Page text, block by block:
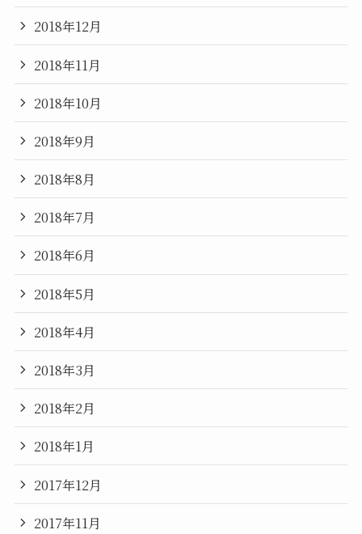
2018年12月
2018年11月
2018年10月
2018年9月
2018年8月
2018年7月
2018年6月
2018年5月
2018年4月
2018年3月
2018年2月
2018年1月
2017年12月
2017年11月